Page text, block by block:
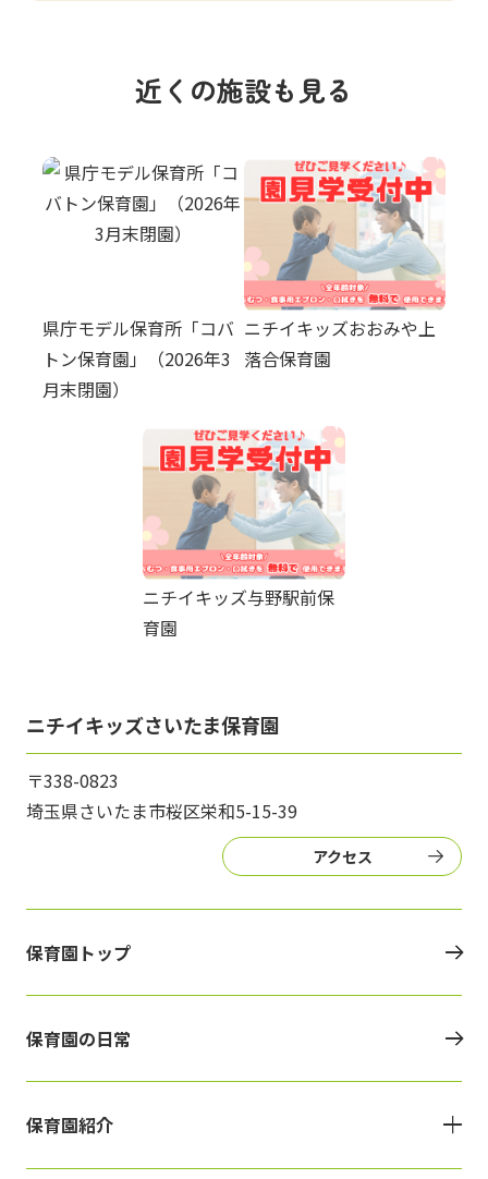
近くの施設も見る
県庁モデル保育所「コバ
トン保育園」（2026年3
月末閉園）
ニチイキッズおおみや上
落合保育園
ニチイキッズ与野駅前保
育園
ニチイキッズさいたま保育園
〒338-0823
埼玉県さいたま市桜区栄和5-15-39
アクセス
保育園トップ
保育園の日常
保育園紹介